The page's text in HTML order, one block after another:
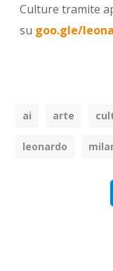
Culture tramite
su goo.gle/
ai arte
leonardo